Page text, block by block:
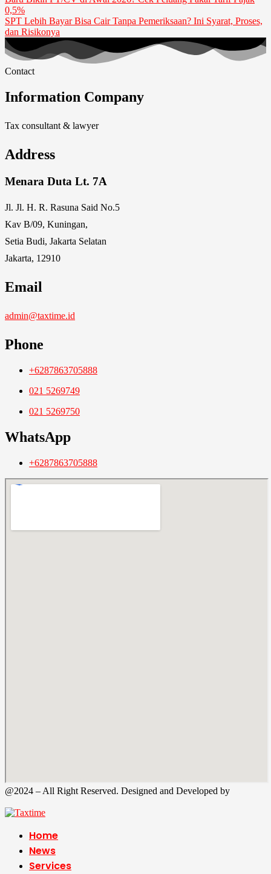
0,5%
SPT Lebih Bayar Bisa Cair Tanpa Pemeriksaan? Ini Syarat, Proses,
dan Risikonya
Contact
Information Company
Tax consultant & lawyer
Address
Menara Duta Lt. 7A
Jl. Jl. H. R. Rasuna Said No.5
Kav B/09, Kuningan,
Setia Budi, Jakarta Selatan
Jakarta, 12910
Email
admin@taxtime.id
Phone
+6287863705888
021 5269749
021 5269750
WhatsApp
+6287863705888
@2024 – All Right Reserved. Designed and Developed by
Home
News
Services